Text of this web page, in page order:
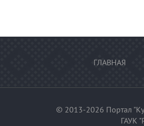
ГЛАВНАЯ
© 2013-2026 Портал
ГАУК